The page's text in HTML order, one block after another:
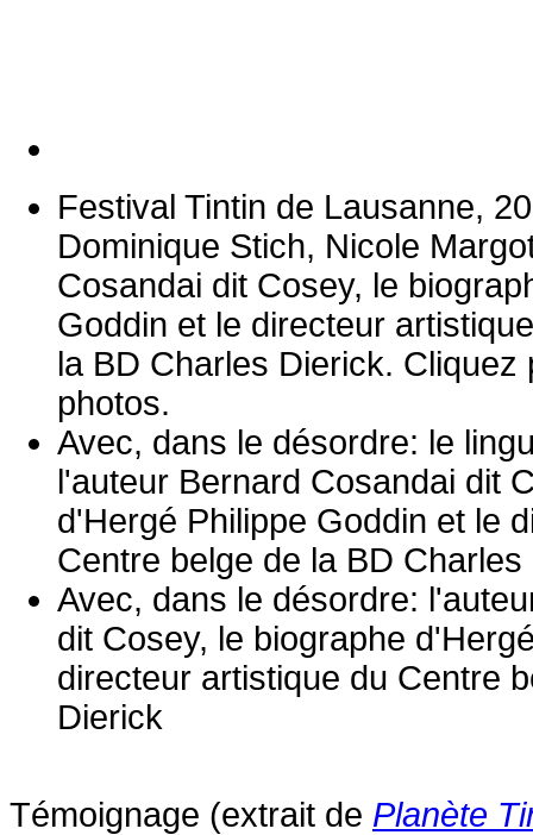
Festival Tintin de Lausanne,
Dominique Stich, Nicole
Cosandai dit Cosey, le
Goddin et le directeur
la BD Charles Dierick. Cliquez
photos.
Avec, dans le désordre: le
l'auteur Bernard Cosandai dit
d'Hergé Philippe Goddin et le
Centre belge de la BD Charles
Avec, dans le désordre:
dit Cosey, le biographe
directeur artistique du Centre
Dierick
Témoignage (extrait de Planète